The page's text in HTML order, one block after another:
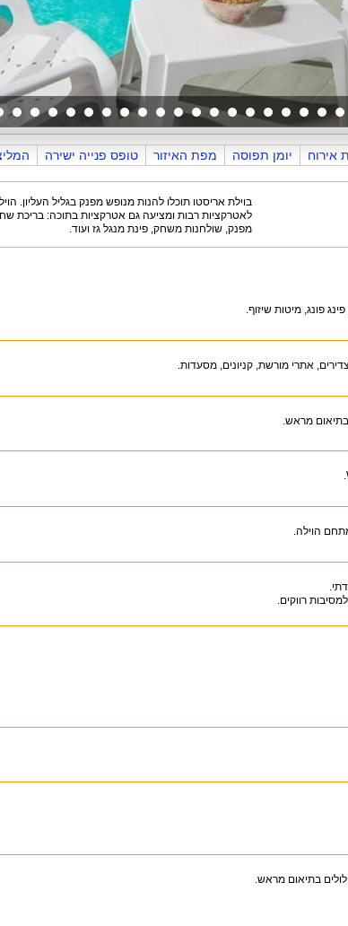
אירוח יומן תפוסה מפת האיזור טופס פנייה ישירה
בוילת אריסטו תוכלו להנות מנופש מפנק בגליל העליון.
לאטרקציות רבות ומציעה גם אטרקציות בתוכה: בריכת
מפנק, שולחנות משחק, פינת מנגל גז ועוד.
פונג, מיטות שיזוף.
אתרי מורשת, קניונים, מסעדות.
בתיאום מראש.
הוילה.
רווקים.
לולים בתיאום מראש.